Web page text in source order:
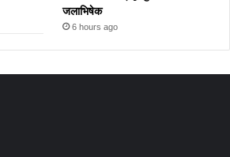
जलाभिषेक
6 hours ago